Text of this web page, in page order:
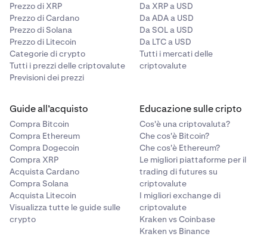
Prezzo di XRP
Prezzo di Cardano
Prezzo di Solana
Prezzo di Litecoin
Categorie di crypto
Tutti i prezzi delle criptovalute
Previsioni dei prezzi
Da XRP a USD
Da ADA a USD
Da SOL a USD
Da LTC a USD
Tutti i mercati delle
criptovalute
Guide all’acquisto
Compra Bitcoin
Compra Ethereum
Compra Dogecoin
Compra XRP
Acquista Cardano
Compra Solana
Acquista Litecoin
Visualizza tutte le guide sulle
crypto
Educazione sulle cripto
Cos'è una criptovaluta?
Che cos'è Bitcoin?
Che cos'è Ethereum?
Le migliori piattaforme per il
trading di futures su
criptovalute
I migliori exchange di
criptovalute
Kraken vs Coinbase
Kraken vs Binance